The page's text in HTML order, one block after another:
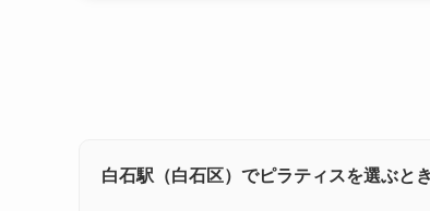
白石駅（白石区）でピラティスを選ぶと